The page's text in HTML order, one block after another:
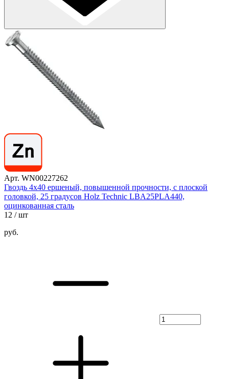
Арт. WN00227262
Гвоздь 4х40 ершеный, повышенной прочности, с плоской
головкой, 25 градусов Holz Technic LBA25PLA440,
оцинкованная сталь
12 / шт
руб.